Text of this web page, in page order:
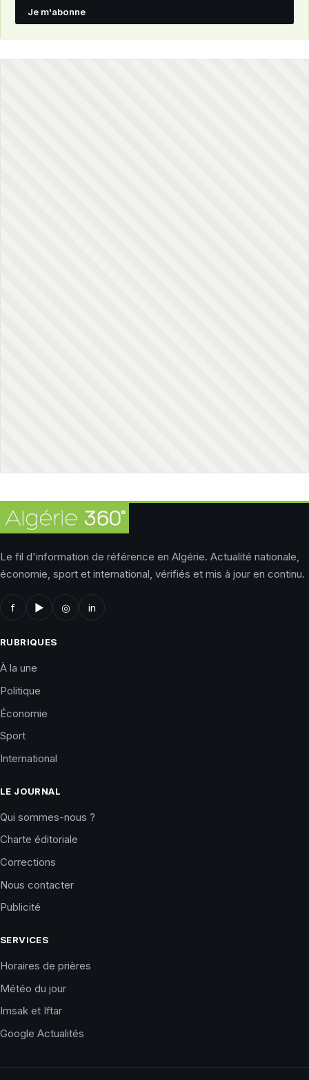
Je m'abonne
Le fil d'information de référence en Algérie. Actualité nationale,
économie, sport et international, vérifiés et mis à jour en continu.
f ▶ ◎ in
RUBRIQUES
À la une
Politique
Économie
Sport
International
LE JOURNAL
Qui sommes-nous ?
Charte éditoriale
Corrections
Nous contacter
Publicité
SERVICES
Horaires de prières
Météo du jour
Imsak et Iftar
Google Actualités